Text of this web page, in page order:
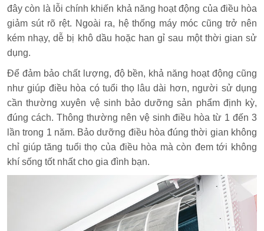
đây còn là lỗi chính khiến khả năng hoạt động của điều hòa
giảm sút rõ rệt. Ngoài ra, hệ thống máy móc cũng trở nên
kém nhạy, dễ bị khô dầu hoặc han gỉ sau một thời gian sử
dụng.
Để đảm bảo chất lượng, độ bền, khả năng hoạt động cũng
như giúp điều hòa có tuổi thọ lâu dài hơn, người sử dụng
cần thường xuyên vệ sinh bảo dưỡng sản phẩm định kỳ,
đúng cách. Thông thường nên vệ sinh điều hòa từ 1 đến 3
lần trong 1 năm. Bảo dưỡng điều hòa đúng thời gian không
chỉ giúp tăng tuổi thọ của điều hòa mà còn đem tới không
khí sống tốt nhất cho gia đình bạn.